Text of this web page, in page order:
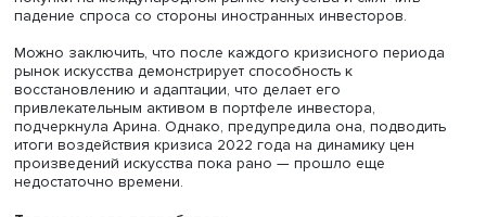
Динамика индексов, отражающих стоимость
мировых экономических событий. Составленные
модели отразили первый ценовой пик в 2007 году, за
которым следует резкий обвал 2009 года, связанный с
ипотечным кризисом в США.
Заметный спад 2014–2015 годов объясняется
финансового положения коллекционеров из России